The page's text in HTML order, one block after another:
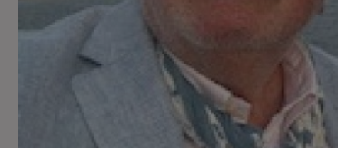
Contact
Contact
Régie Publicitaire